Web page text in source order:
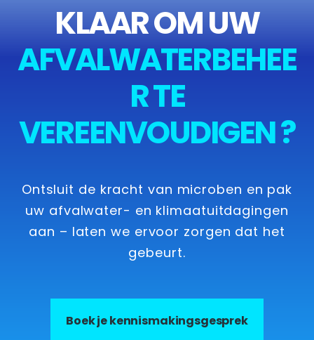
KLAAR OM UW
AFVALWATERBEHEE
R TE
VEREENVOUDIGEN ?
Ontsluit de kracht van microben en pak
uw afvalwater- en klimaatuitdagingen
aan – laten we ervoor zorgen dat het
gebeurt.
Boek je kennismakingsgesprek